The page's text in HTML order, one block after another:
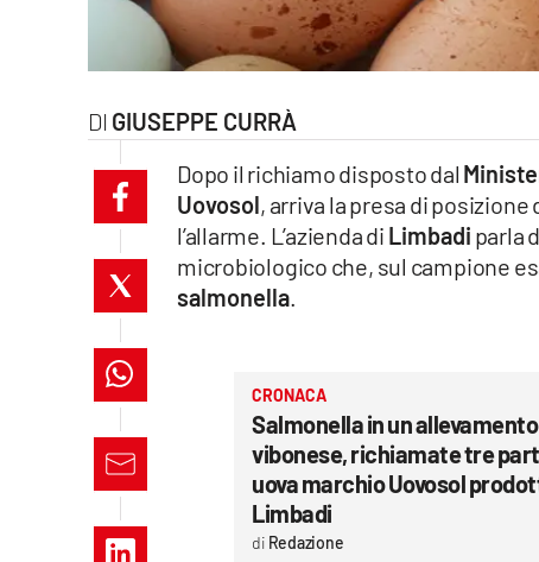
cosenzachannel.it
catanzarochannel.it
lacapitalenews.it
GIUSEPPE CURRÀ
Dopo il richiamo disposto dal
Uovosol, arriva la presa di posizione
l’allarme. L’azienda di Limbadi parla
microbiologico che, sul campione
salmonella.
CRONACA
Salmonella in un allevamento
vibonese, richiamate tre
uova marchio Uovosol
Limbadi
Redazione